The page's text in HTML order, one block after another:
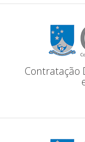
Contratação